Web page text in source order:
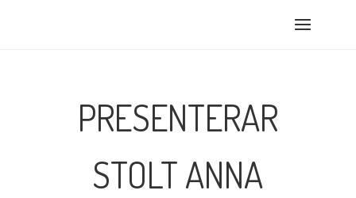
PRESENTERAR
STOLT ANNA